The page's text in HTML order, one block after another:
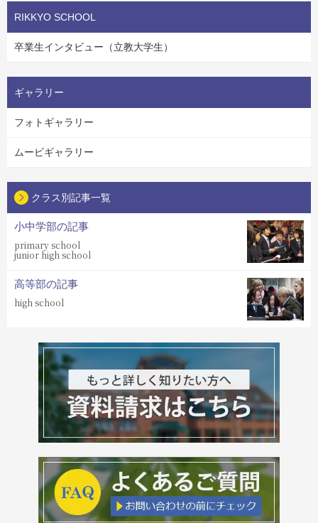
RIKKYO SCHOOL
卒業生インタビュー（立教大学生）
ギャラリー
フォトギャラリー
ムービギャラリー
クラス別記事一覧
小中学部の記事
primary school
junior high school
高等部の記事
high school